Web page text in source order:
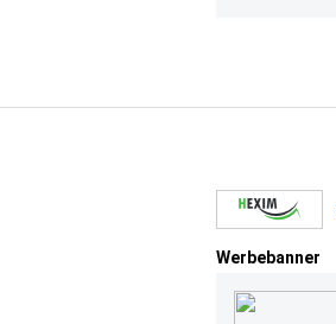
Werbebanner